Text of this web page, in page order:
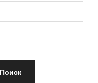
Поиск